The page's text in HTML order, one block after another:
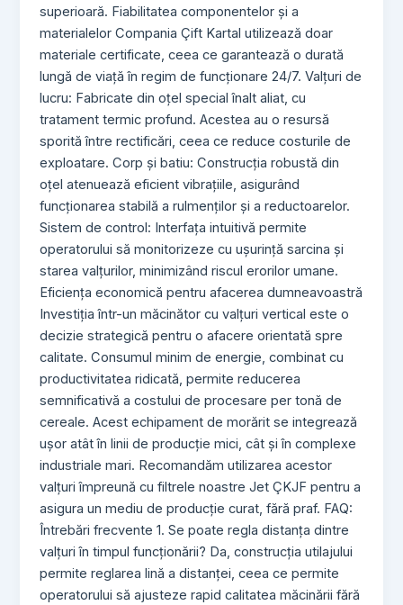
superioară. Fiabilitatea componentelor și a
materialelor Compania Çift Kartal utilizează doar
materiale certificate, ceea ce garantează o durată
lungă de viață în regim de funcționare 24/7. Valțuri de
lucru: Fabricate din oțel special înalt aliat, cu
tratament termic profund. Acestea au o resursă
sporită între rectificări, ceea ce reduce costurile de
exploatare. Corp și batiu: Construcția robustă din
oțel atenuează eficient vibrațiile, asigurând
funcționarea stabilă a rulmenților și a reductoarelor.
Sistem de control: Interfața intuitivă permite
operatorului să monitorizeze cu ușurință sarcina și
starea valțurilor, minimizând riscul erorilor umane.
Eficiența economică pentru afacerea dumneavoastră
Investiția într-un măcinător cu valțuri vertical este o
decizie strategică pentru o afacere orientată spre
calitate. Consumul minim de energie, combinat cu
productivitatea ridicată, permite reducerea
semnificativă a costului de procesare per tonă de
cereale. Acest echipament de morărit se integrează
ușor atât în linii de producție mici, cât și în complexe
industriale mari. Recomandăm utilizarea acestor
valțuri împreună cu filtrele noastre Jet ÇKJF pentru a
asigura un mediu de producție curat, fără praf. FAQ:
Întrebări frecvente 1. Se poate regla distanța dintre
valțuri în timpul funcționării? Da, construcția utilajului
permite reglarea lină a distanței, ceea ce permite
operatorului să ajusteze rapid calitatea măcinării fără